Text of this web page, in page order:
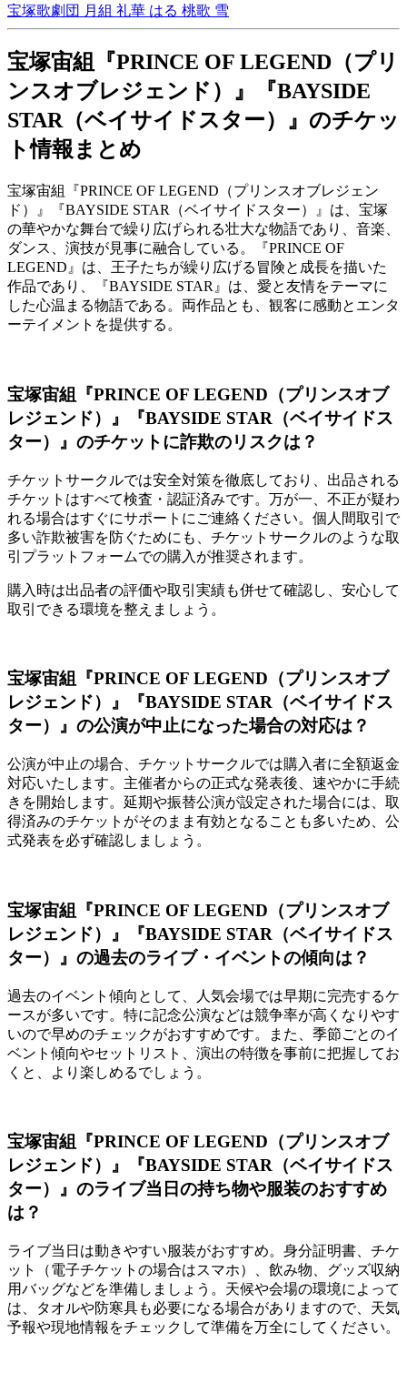
宝塚歌劇団 月組 礼華 はる 桃歌 雪
宝塚宙組『PRINCE OF LEGEND（プリ
ンスオブレジェンド）』『BAYSIDE
STAR（ベイサイドスター）』のチケッ
ト情報まとめ
宝塚宙組『PRINCE OF LEGEND（プリンスオブレジェン
ド）』『BAYSIDE STAR（ベイサイドスター）』は、宝塚
の華やかな舞台で繰り広げられる壮大な物語であり、音楽、
ダンス、演技が見事に融合している。『PRINCE OF
LEGEND』は、王子たちが繰り広げる冒険と成長を描いた
作品であり、『BAYSIDE STAR』は、愛と友情をテーマに
した心温まる物語である。両作品とも、観客に感動とエンタ
ーテイメントを提供する。
宝塚宙組『PRINCE OF LEGEND（プリンスオブ
レジェンド）』『BAYSIDE STAR（ベイサイドス
ター）』のチケットに詐欺のリスクは？
チケットサークルでは安全対策を徹底しており、出品される
チケットはすべて検査・認証済みです。万が一、不正が疑わ
れる場合はすぐにサポートにご連絡ください。個人間取引で
多い詐欺被害を防ぐためにも、チケットサークルのような取
引プラットフォームでの購入が推奨されます。
購入時は出品者の評価や取引実績も併せて確認し、安心して
取引できる環境を整えましょう。
宝塚宙組『PRINCE OF LEGEND（プリンスオブ
レジェンド）』『BAYSIDE STAR（ベイサイドス
ター）』の公演が中止になった場合の対応は？
公演が中止の場合、チケットサークルでは購入者に全額返金
対応いたします。主催者からの正式な発表後、速やかに手続
きを開始します。延期や振替公演が設定された場合には、取
得済みのチケットがそのまま有効となることも多いため、公
式発表を必ず確認しましょう。
宝塚宙組『PRINCE OF LEGEND（プリンスオブ
レジェンド）』『BAYSIDE STAR（ベイサイドス
ター）』の過去のライブ・イベントの傾向は？
過去のイベント傾向として、人気会場では早期に完売するケ
ースが多いです。特に記念公演などは競争率が高くなりやす
いので早めのチェックがおすすめです。また、季節ごとのイ
ベント傾向やセットリスト、演出の特徴を事前に把握してお
くと、より楽しめるでしょう。
宝塚宙組『PRINCE OF LEGEND（プリンスオブ
レジェンド）』『BAYSIDE STAR（ベイサイドス
ター）』のライブ当日の持ち物や服装のおすすめ
は？
ライブ当日は動きやすい服装がおすすめ。身分証明書、チケ
ット（電子チケットの場合はスマホ）、飲み物、グッズ収納
用バッグなどを準備しましょう。天候や会場の環境によって
は、タオルや防寒具も必要になる場合がありますので、天気
予報や現地情報をチェックして準備を万全にしてください。